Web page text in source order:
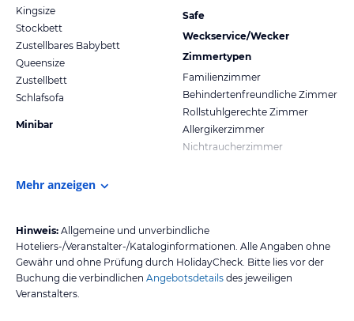
Kingsize
Stockbett
Zustellbares Babybett
Queensize
Zustellbett
Schlafsofa
Minibar
Safe
Weckservice/Wecker
Zimmertypen
Familienzimmer
Behindertenfreundliche Zimmer
Rollstuhlgerechte Zimmer
Allergikerzimmer
Nichtraucherzimmer
Mehr anzeigen
Hinweis: Allgemeine und unverbindliche
Hoteliers-/Veranstalter-/Kataloginformationen. Alle Angaben ohne
Gewähr und ohne Prüfung durch HolidayCheck. Bitte lies vor der
Buchung die verbindlichen Angebotsdetails des jeweiligen
Veranstalters.